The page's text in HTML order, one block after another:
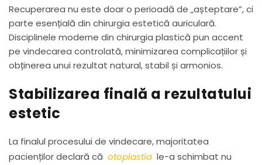
Recuperarea nu este doar o perioadă de „așteptare”, ci
parte esențială din chirurgia estetică auriculară.
Disciplinele moderne din chirurgia plastică pun accent
pe vindecarea controlată, minimizarea complicațiilor și
obținerea unui rezultat natural, stabil și armonios.
Stabilizarea finală a rezultatului
estetic
La finalul procesului de vindecare, majoritatea
pacienților declară că otoplastia le-a schimbat nu